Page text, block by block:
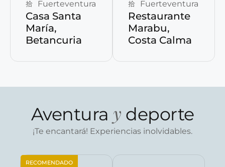
Fuerteventura
Casa Santa
María,
Betancuria
Fuerteventura
Restaurante
Marabu,
Costa Calma
Aventura y deporte
¡Te encantará! Experiencias inolvidables.
RECOMENDADO